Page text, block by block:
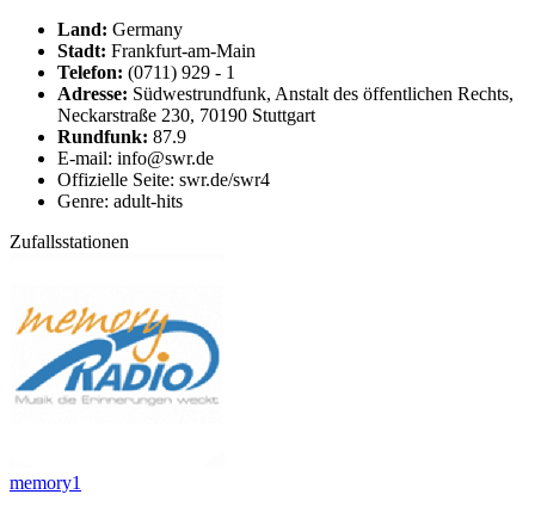
Land: Germany
Stadt: Frankfurt-am-Main
Telefon: (0711) 929 - 1
Adresse: Südwestrundfunk, Anstalt des öffentlichen Rechts,
Neckarstraße 230, 70190 Stuttgart
Rundfunk: 87.9
E-mail: info@swr.de
Offizielle Seite: swr.de/swr4
Genre: adult-hits
Zufallsstationen
memory1